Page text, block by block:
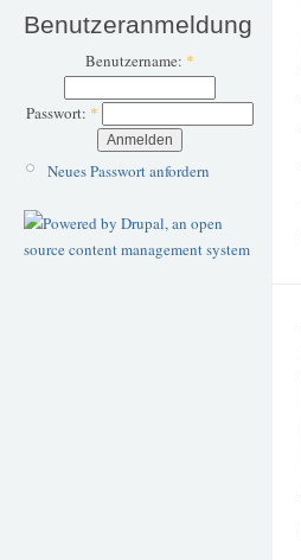
Benutzeranmeldung
Benutzername: *
Passwort: *
Neues Passwort anfordern